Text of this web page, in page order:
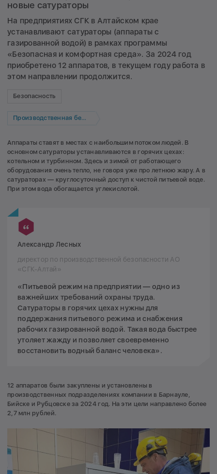
новые сатураторы
На предприятиях СГК в Алтайском крае
устанавливают сатураторы (аппараты с
газированной водой) в рамках программы
«Безопасная и комфортная среда». За 2024 год
приобретено 12 аппаратов, в текущем году работа в
этом направлении продолжится.
Безопасность
Производственная безопасность
Аппараты ставят в местах с наибольшим потоком людей. В
основном сатураторы устанавливаются в горячих цехах:
котельном и турбинном. Здесь и зимой от работающего
оборудования очень тепло, не говоря уже про летнюю жару. А в
сатураторах — круглосуточный доступ к чистой питьевой воде.
При этом вода обогащается углекислотой.
Александр Лесных
директор по производственной безопасности АО
«СГК-Алтай»
«Питьевой режим на предприятии — одно из
важнейших требований охраны труда.
Сатураторы в горячих цехах нужны для
поддержания питьевого режима и снабжения
рабочих газированной водой. Такая вода быстрее
утоляет жажду и позволяет своевременно
восстановить водный баланс человека».
12 аппаратов были закуплены и установлены в
производственных подразделениях компании в Барнауле,
Бийске и Рубцовске за 2024 год. На эти цели направлено более
2,7 млн рублей.